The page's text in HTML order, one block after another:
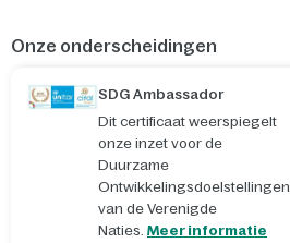
Onze onderscheidingen
SDG Ambassador
Dit certificaat weerspiegelt
onze inzet voor de
Duurzame
Ontwikkelingsdoelstellingen
van de Verenigde
Naties. Meer informatie